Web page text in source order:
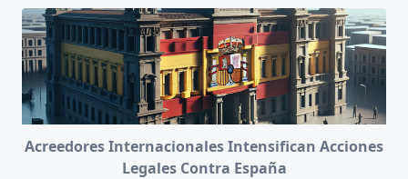
Acreedores Internacionales Intensifican Acciones
Legales Contra España